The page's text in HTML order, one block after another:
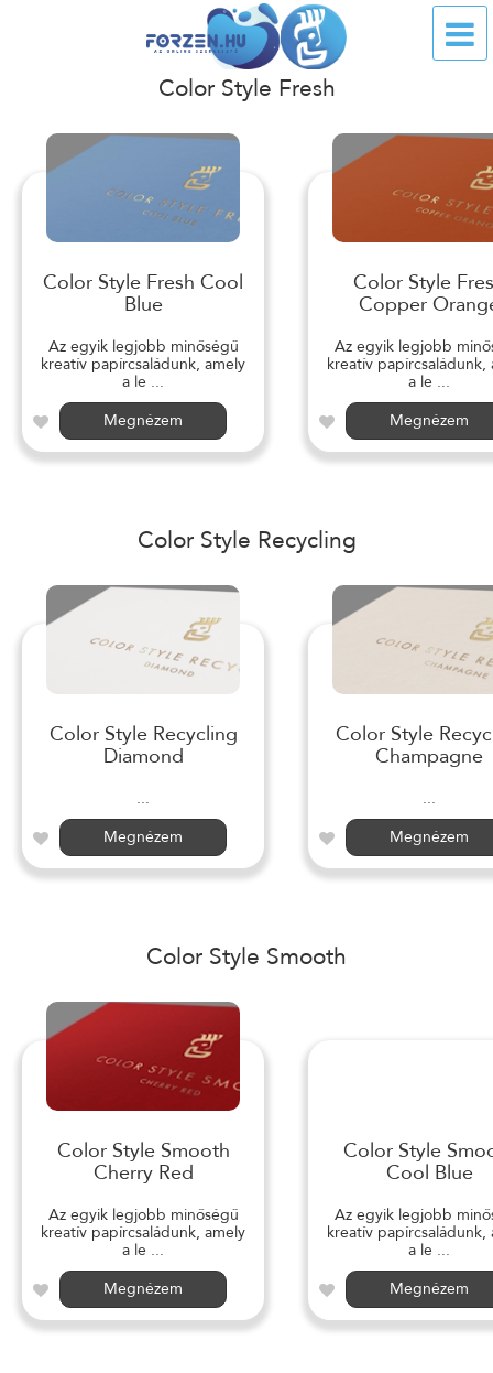
Color Style Fresh
Color Style Fresh Cool
Blue
Az egyik legjobb minőségű
kreatív papírcsaládunk, amely
a le ...
Megnézem
Color Style
Copper
Az egyik legjobb
kreatív papírcsaládunk,
a le ...
Megnézem
Color Style Recycling
Color Style Recycling
Diamond
...
Megnézem
Color Style
Champagne
...
Megnézem
Color Style Smooth
Color Style Smooth
Cherry Red
Az egyik legjobb minőségű
kreatív papírcsaládunk, amely
a le ...
Megnézem
Color Style
Cool Blue
Az egyik legjobb
kreatív papírcsaládunk,
a le ...
Megnézem